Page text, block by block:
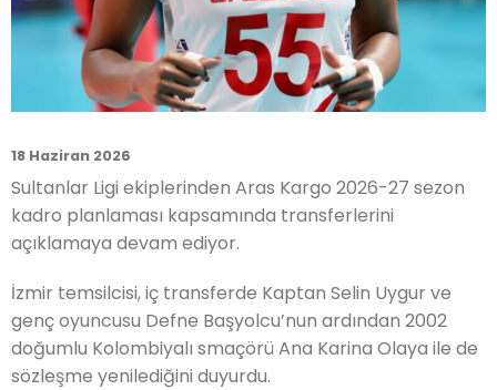
18 Haziran 2026
Sultanlar Ligi ekiplerinden Aras Kargo 2026-27 sezon
kadro planlaması kapsamında transferlerini
açıklamaya devam ediyor.
İzmir temsilcisi, iç transferde Kaptan Selin Uygur ve
genç oyuncusu Defne Başyolcu’nun ardından 2002
doğumlu Kolombiyalı smaçörü Ana Karina Olaya ile de
sözleşme yenilediğini duyurdu.